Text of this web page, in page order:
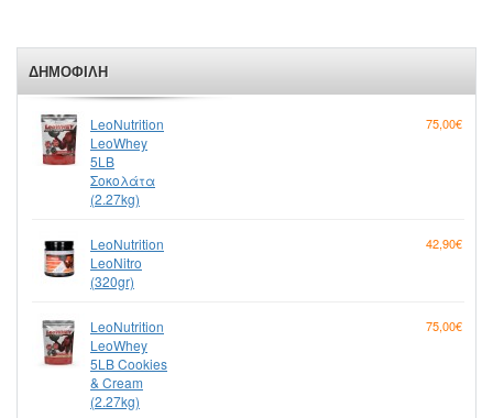
ΔΗΜΟΦΙΛΉ
LeoNutrition
LeoWhey
5LB
Σοκολάτα
(2.27kg)
75,00€
LeoNutrition
LeoNitro
(320gr)
42,90€
LeoNutrition
LeoWhey
5LB Cookies
& Cream
(2.27kg)
75,00€